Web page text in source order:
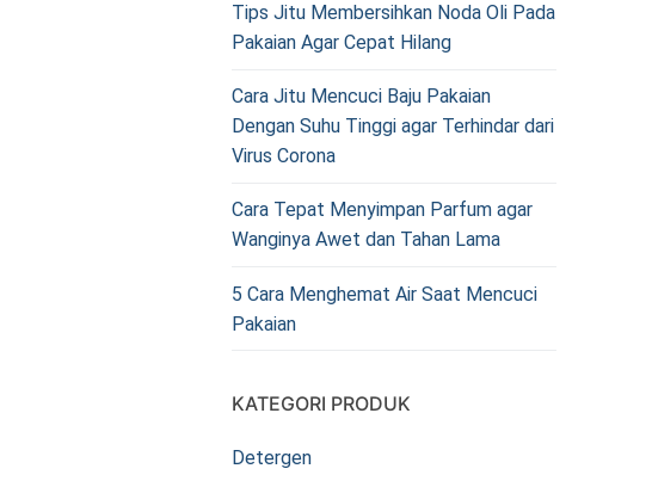
Tips Jitu Membersihkan Noda Oli Pada
Pakaian Agar Cepat Hilang
Cara Jitu Mencuci Baju Pakaian
Dengan Suhu Tinggi agar Terhindar dari
Virus Corona
Cara Tepat Menyimpan Parfum agar
Wanginya Awet dan Tahan Lama
5 Cara Menghemat Air Saat Mencuci
Pakaian
KATEGORI PRODUK
Detergen